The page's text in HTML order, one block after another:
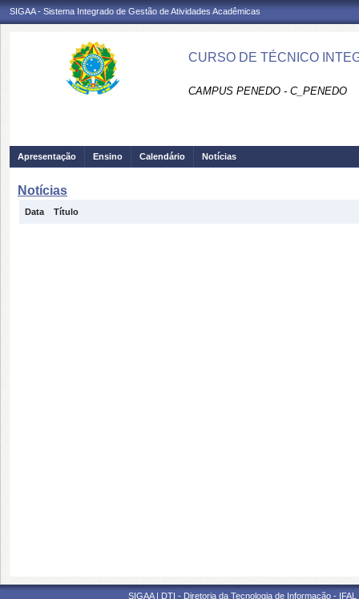
SIGAA - Sistema Integrado de Gestão de Atividades Acadêmicas
CURSO DE TÉCNICO
CAMPUS PENEDO - C_PENEDO
Apresentação Ensino Calendário Notícias
Notícias
Data Título
SIGAA | DTI - Diretoria da Tecnologia de Informação -